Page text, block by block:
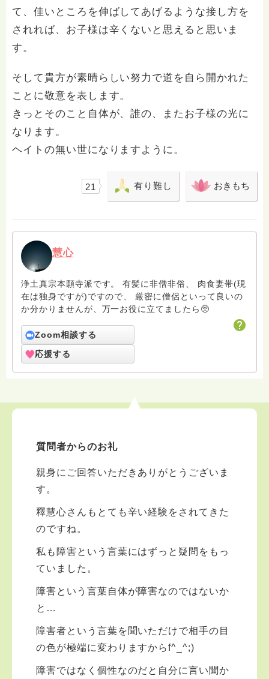
て、佳いところを伸ばしてあげるような接し方を
されれば、お子様は辛くないと思えると思いま
す。
そして貴方が素晴らしい努力で道を自ら開かれた
ことに敬意を表します。
きっとそのこと自体が、誰の、またお子様の光に
なります。
ヘイトの無い世になりますように。
21 有り難し おきもち
慧心
浄土真宗本願寺派です。 有髪に非僧非俗、 肉食妻帯(現
在は独身ですが)ですので、 厳密に僧侶といって良いの
か分かりませんが、万一お役に立てましたら🥺
Zoom相談する
応援する
質問者からのお礼
親身にご回答いただきありがとうございま
す。
釋慧心さんもとても辛い経験をされてきた
のですね。
私も障害という言葉にはずっと疑問をもっ
ていました。
障害という言葉自体が障害なのではないか
と…
障害者という言葉を聞いただけで相手の目
の色が極端に変わりますからf^_^;)
障害ではなく個性なのだと自分に言い聞か